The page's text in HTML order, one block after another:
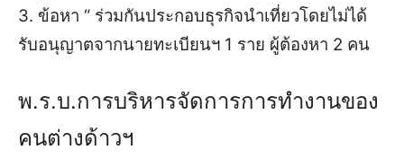
3. ข้อหา “ ร่วมกันประกอบธุรกิจนำเที่ยวโดยไม่ได้
รับอนุญาตจากนายทะเบียนฯ 1 ราย ผู้ต้องหา 2 คน
พ.ร.บ.การบริหารจัดการการทำงานของ
คนต่างด้าวฯ